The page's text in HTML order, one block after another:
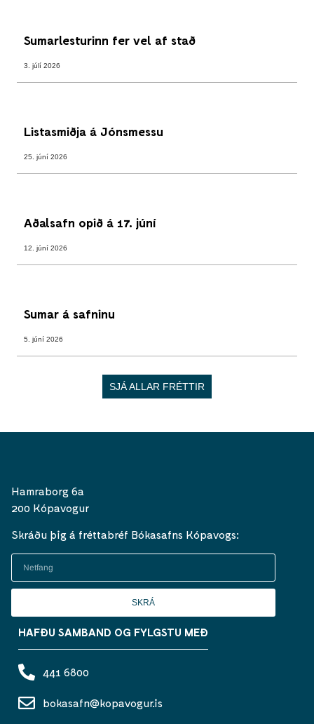
Sumarlesturinn fer vel af stað
3. júlí 2026
Listasmiðja á Jónsmessu
25. júní 2026
Aðalsafn opið á 17. júní
12. júní 2026
Sumar á safninu
5. júní 2026
SJÁ ALLAR FRÉTTIR
Hamraborg 6a
200 Kópavogur
Skráðu þig á fréttabréf Bókasafns Kópavogs:
SKRÁ
HAFÐU SAMBAND OG FYLGSTU MEÐ
441 6800
bokasafn@kopavogur.is